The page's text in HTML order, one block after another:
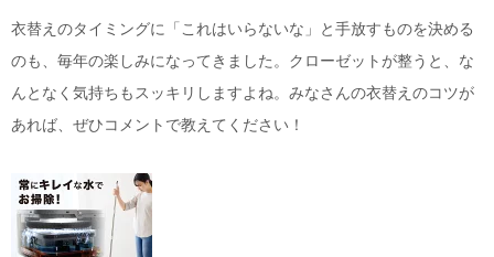
衣替えのタイミングに「これはいらないな」と手放すものを決める
のも、毎年の楽しみになってきました。クローゼットが整うと、な
んとなく気持ちもスッキリしますよね。みなさんの衣替えのコツが
あれば、ぜひコメントで教えてください！